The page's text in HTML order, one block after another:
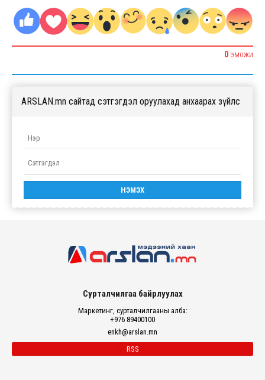
0 ЭМОЖИ
ARSLAN.mn сайтад сэтгэгдэл оруулахад анхаарах зүйлс
Сурталчилгаа байрлуулах
Маркетинг, сурталчилгааны алба:
+976 89400100
enkh@arslan.mn
RSS